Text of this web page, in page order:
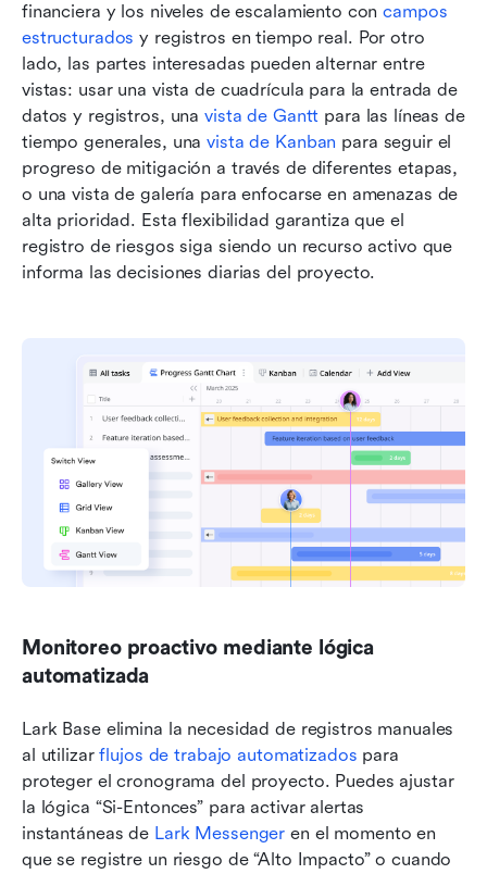
financiera y los niveles de escalamiento con campos
estructurados y registros en tiempo real. Por otro
lado, las partes interesadas pueden alternar entre
vistas: usar una vista de cuadrícula para la entrada de
datos y registros, una vista de Gantt para las líneas de
tiempo generales, una vista de Kanban para seguir el
progreso de mitigación a través de diferentes etapas,
o una vista de galería para enfocarse en amenazas de
alta prioridad. Esta flexibilidad garantiza que el
registro de riesgos siga siendo un recurso activo que
informa las decisiones diarias del proyecto.
Monitoreo proactivo mediante lógica
automatizada
Lark Base elimina la necesidad de registros manuales
al utilizar flujos de trabajo automatizados para
proteger el cronograma del proyecto. Puedes ajustar
la lógica “Si-Entonces” para activar alertas
instantáneas de Lark Messenger en el momento en
que se registre un riesgo de “Alto Impacto” o cuando